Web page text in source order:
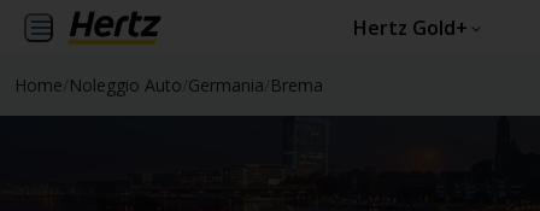
Hertz Gold+
Home Noleggio Auto Germania Brema